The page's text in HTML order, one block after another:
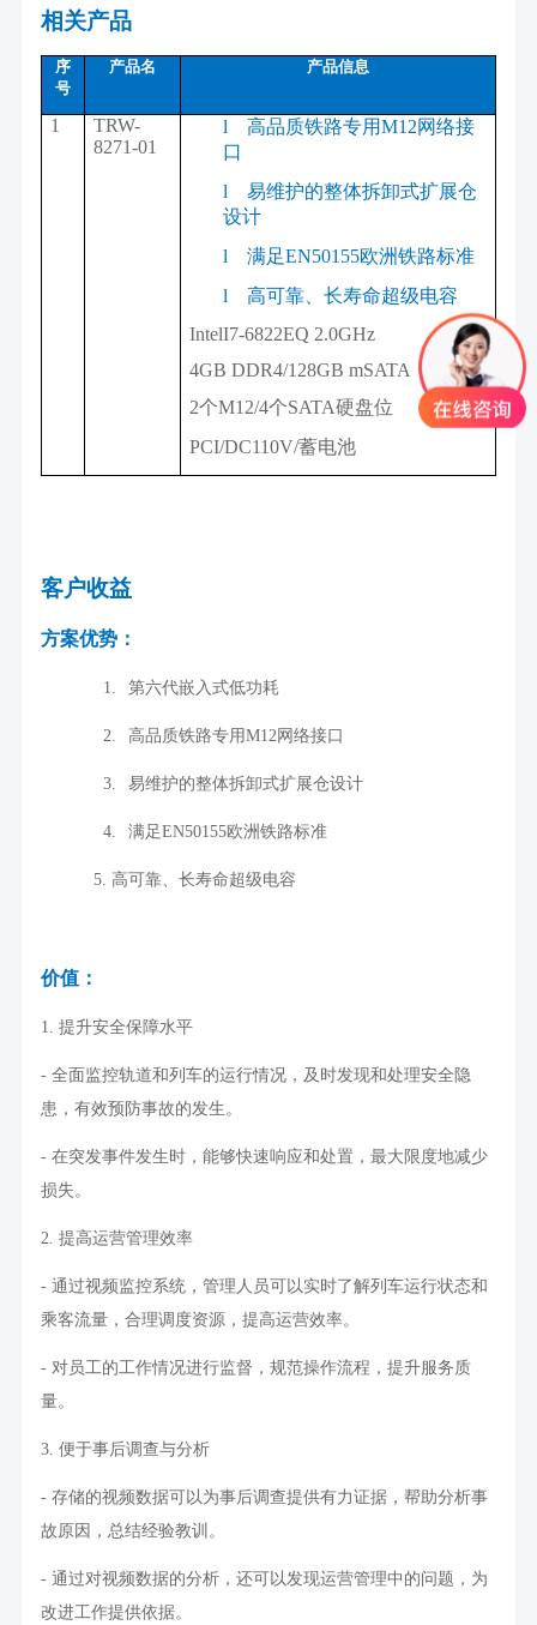
相关产品
序
号
产品名 产品信息
1
TRW-
8271-01
l
高品质铁路专用M12网络接
口
l
易维护的整体拆卸式扩展仓
设计
l
满足EN50155欧洲铁路标准
l
高可靠、长寿命超级电容
IntelI7-6822EQ 2.0GHz
4GB DDR4/128GB mSATA
2个M12/4个SATA硬盘位
PCI/DC110V/蓄电池
客户收益
方案优势：
1. 第六代嵌入式低功耗
2. 高品质铁路专用M12网络接口
3. 易维护的整体拆卸式扩展仓设计
4. 满足EN50155欧洲铁路标准
5. 高可靠、长寿命超级电容
价值：
1. 提升安全保障水平
- 全面监控轨道和列车的运行情况，及时发现和处理安全隐
患，有效预防事故的发生。
- 在突发事件发生时，能够快速响应和处置，最大限度地减少
损失。
2. 提高运营管理效率
- 通过视频监控系统，管理人员可以实时了解列车运行状态和
乘客流量，合理调度资源，提高运营效率。
- 对员工的工作情况进行监督，规范操作流程，提升服务质
量。
3. 便于事后调查与分析
- 存储的视频数据可以为事后调查提供有力证据，帮助分析事
故原因，总结经验教训。
- 通过对视频数据的分析，还可以发现运营管理中的问题，为
改进工作提供依据。